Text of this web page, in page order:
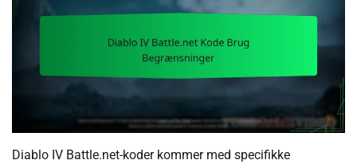
Diablo IV Battle.net-koder kommer med specifikke